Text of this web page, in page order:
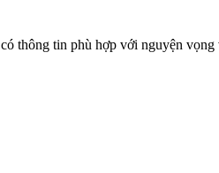
thông tin phù hợp với nguyện vọng